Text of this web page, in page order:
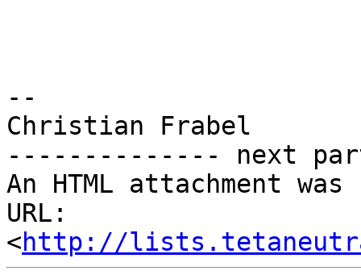
--
Christian Frabel
-------------- next
An HTML attachment
URL:
<http://